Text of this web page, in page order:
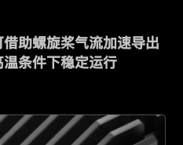
助螺旋桨气流加速导出
条件下稳定运行